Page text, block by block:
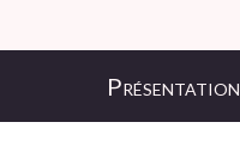
Présentation